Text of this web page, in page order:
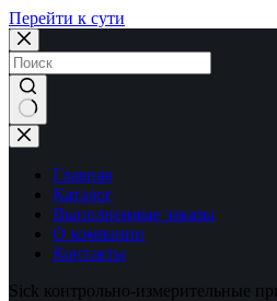
Перейти к сути
Ничего
не
найденоГлавная
Каталог
Выполненные заказы
О компании
Контакты
Sick контрольно-измерительные